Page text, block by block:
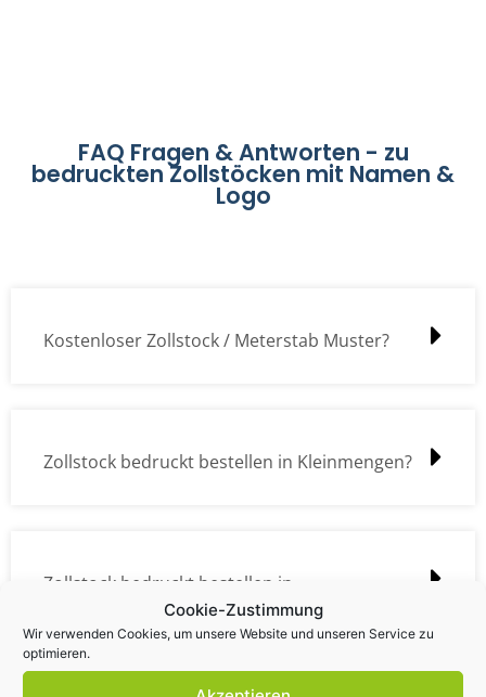
Cookie-Zustimmung
Wir verwenden Cookies, um unsere Website und unseren Service zu
optimieren.
FAQ Fragen & Antworten - zu
bedruckten Zollstöcken mit Namen &
Logo
Kostenloser Zollstock / Meterstab Muster?
Zollstock bedruckt bestellen in Kleinmengen?
Zollstock bedruckt bestellen in